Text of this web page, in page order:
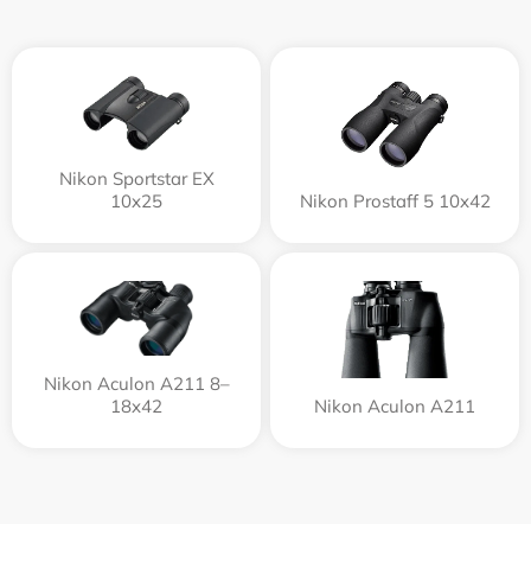
Nikon Sportstar EX
10x25
Nikon Prostaff 5 10x42
Nikon Aculon A211 8–
18x42
Nikon Aculon A211